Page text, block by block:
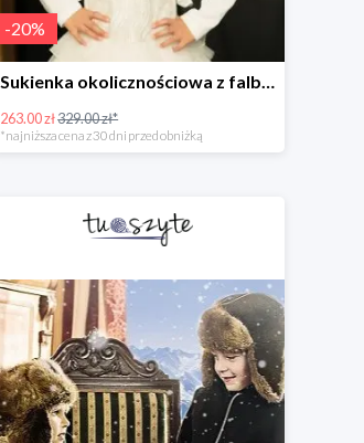
-20%
Sukienka okolicznościowa z falbankami
263.00 zł329.00 zł*
*najniższa cena z 30 dni przed obniżką